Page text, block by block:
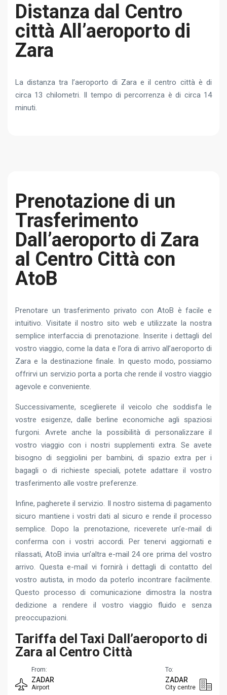
Distanza dal Centro
città All’aeroporto di
Zara
La distanza tra l’aeroporto di Zara e il centro città è di
circa 13 chilometri. Il tempo di percorrenza è di circa 14
minuti.
Prenotazione di un
Trasferimento
Dall’aeroporto di Zara
al Centro Città con
AtoB
Prenotare un trasferimento privato con AtoB è facile e
intuitivo. Visitate il nostro sito web e utilizzate la nostra
semplice interfaccia di prenotazione. Inserite i dettagli del
vostro viaggio, come la data e l’ora di arrivo all’aeroporto di
Zara e la destinazione finale. In questo modo, possiamo
offrirvi un servizio porta a porta che rende il vostro viaggio
agevole e conveniente.
Successivamente, sceglierete il veicolo che soddisfa le
vostre esigenze, dalle berline economiche agli spaziosi
furgoni. Avrete anche la possibilità di personalizzare il
vostro viaggio con i nostri supplementi extra. Se avete
bisogno di seggiolini per bambini, di spazio extra per i
bagagli o di richieste speciali, potete adattare il vostro
trasferimento alle vostre preferenze.
Infine, pagherete il servizio. Il nostro sistema di pagamento
sicuro mantiene i vostri dati al sicuro e rende il processo
semplice. Dopo la prenotazione, riceverete un’e-mail di
conferma con i vostri accordi. Per tenervi aggiornati e
rilassati, AtoB invia un’altra e-mail 24 ore prima del vostro
arrivo. Questa e-mail vi fornirà i dettagli di contatto del
vostro autista, in modo da poterlo incontrare facilmente.
Questo processo di comunicazione dimostra la nostra
dedizione a rendere il vostro viaggio fluido e senza
preoccupazioni.
Tariffa del Taxi Dall’aeroporto di
Zara al Centro Città
From:
ZADAR
Airport
To:
ZADAR
City centre